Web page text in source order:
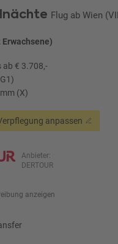
Flug ab Wien
ab € 3.708,-
(X)
anpassen
Anbieter:
DERTOUR
anzeigen